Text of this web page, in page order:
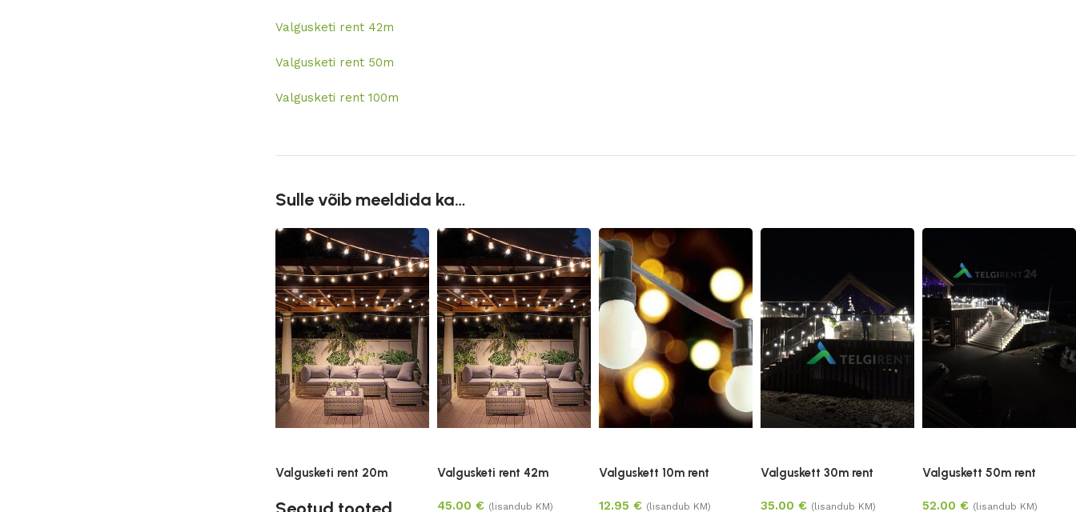
Valgusketi rent 42m
Valgusketi rent 50m
Valgusketi rent 100m
Sulle võib meeldida ka…
Valgusketi rent 20m Valgusketi rent 42m
45.00 € (lisandub KM)
Valguskett 10m rent
12.95 € (lisandub KM)
Valguskett 30m rent
35.00 € (lisandub KM)
Valguskett 50m rent
52.00 € (lisandub KM)